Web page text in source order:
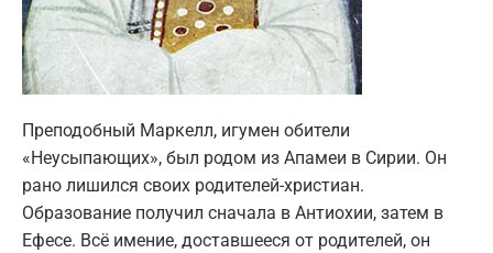
Преподобный Маркелл, игумен обители
«Неусыпающих», был родом из Апамеи в Сирии. Он
рано лишился своих родителей-христиан.
Образование получил сначала в Антиохии, затем в
Ефесе. Всё имение, доставшееся от родителей, он